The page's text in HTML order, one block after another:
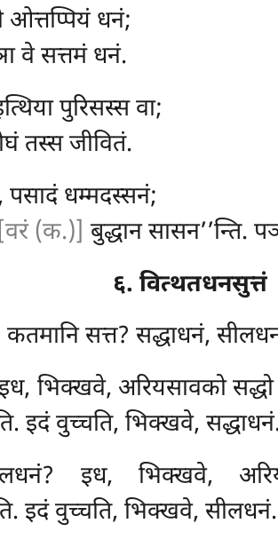
ओत्तप्पियं धनं;
वे सत्तमं धनं.
पुरिसस्स वा;
तस्स जीवितं.
धम्मदस्सनं;
[वरं (क.)] बुद्धान सासन’’न्ति.
६. वित्थतधनसुत्तं
कतमानि सत्त? सद्धाधनं,
भिक्खवे, अरियसावको सद्धो
इदं वुच्चति, भिक्खवे,
इध, भिक्खवे,
इदं वुच्चति, भिक्खवे, सीलधनं.